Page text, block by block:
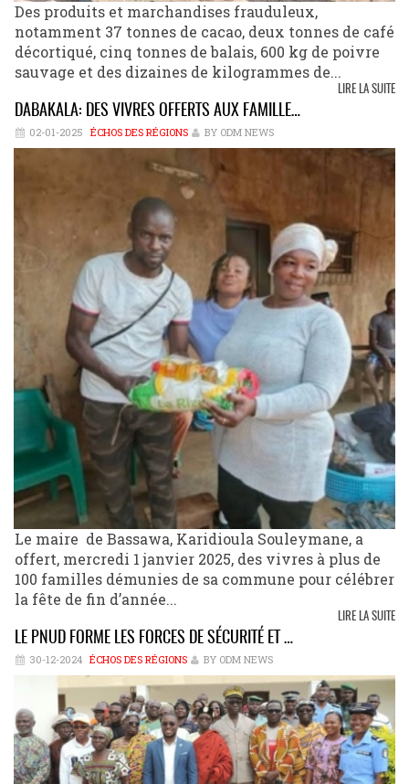
Des produits et marchandises frauduleux,
notamment 37 tonnes de cacao, deux tonnes de café
décortiqué, cinq tonnes de balais, 600 kg de poivre
sauvage et des dizaines de kilogrammes de...
LIRE LA SUITE
DABAKALA: DES VIVRES OFFERTS AUX FAMILLE…
02-01-2025 ÉCHOS DES RÉGIONS BY ODM NEWS
Le maire de Bassawa, Karidioula Souleymane, a
offert, mercredi 1 janvier 2025, des vivres à plus de
100 familles démunies de sa commune pour célébrer
la fête de fin d’année...
LIRE LA SUITE
LE PNUD FORME LES FORCES DE SÉCURITÉ ET …
30-12-2024 ÉCHOS DES RÉGIONS BY ODM NEWS